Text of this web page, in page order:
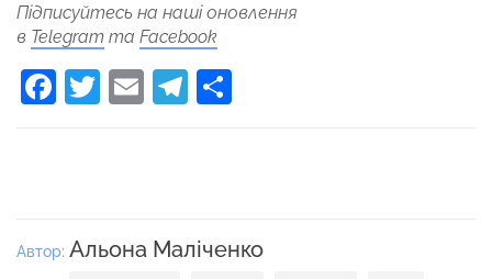
Підписуйтесь на наші оновлення
в Telegram та Facebook
Facebook
Twitter
EmailTelegram
Автор: Альона Маліченко